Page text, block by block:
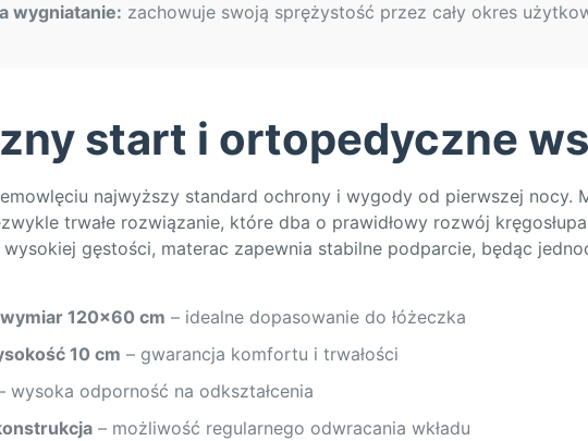
wygniatanie: zachowuje swoją sprężystość przez cały okres
start i ortopedyczne
najwyższy standard ochrony i wygody od pierwszej nocy.
trwałe rozwiązanie, które dba o prawidłowy rozwój
gęstości, materac zapewnia stabilne podparcie, będąc
120×60 cm – idealne dopasowanie do łóżeczka
10 cm – gwarancja komfortu i trwałości
wysoka odporność na odkształcenia
– możliwość regularnego odwracania wkładu